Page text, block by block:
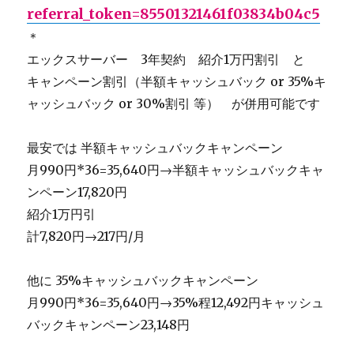
referral_token=85501321461f03834b04c5
＊
エックスサーバー 3年契約 紹介1万円割引 と
キャンペーン割引（半額キャッシュバック or 35%キ
ャッシュバック or 30%割引 等） が併用可能です
最安では 半額キャッシュバックキャンペーン
月990円*36=35,640円→半額キャッシュバックキャ
ンペーン17,820円
紹介1万円引
計7,820円→217円/月
他に 35%キャッシュバックキャンペーン
月990円*36=35,640円→35%程12,492円キャッシュ
バックキャンペーン23,148円